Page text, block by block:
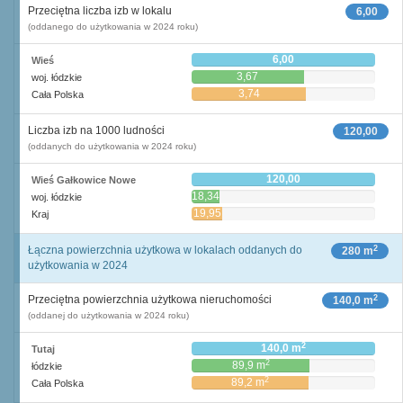
6,00
Przeciętna liczba izb w lokalu
(oddanego do użytkowania w 2024 roku)
Wieś 6,00
woj. łódzkie 3,67
Cała Polska 3,74
120,00
Liczba izb na 1000 ludności
(oddanych do użytkowania w 2024 roku)
Wieś Gałkowice Nowe 120,00
woj. łódzkie 18,34
Kraj 19,95
280 m2
Łączna powierzchnia użytkowa w lokalach oddanych do
użytkowania w 2024
140,0 m2
Przeciętna powierzchnia użytkowa nieruchomości
(oddanej do użytkowania w 2024 roku)
Tutaj 140,0 m2
łódzkie 89,9 m2
Cała Polska 89,2 m2